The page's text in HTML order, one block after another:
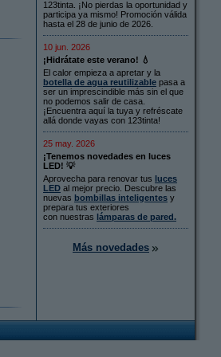
123tinta. ¡No pierdas la oportunidad y
participa ya mismo! Promoción válida
hasta el 28 de junio de 2026.
10 jun. 2026
¡Hidrátate este verano! 💧
El calor empieza a apretar y la
botella de agua reutilizable pasa a
ser un imprescindible más sin el que
no podemos salir de casa.
¡Encuentra aquí la tuya y refréscate
allá donde vayas con 123tinta!
25 may. 2026
¡Tenemos novedades en luces
LED! 💡
Aprovecha para renovar tus luces
LED al mejor precio. Descubre las
nuevas bombillas inteligentes y
prepara tus exteriores
con nuestras lámparas de pared.
Más novedades